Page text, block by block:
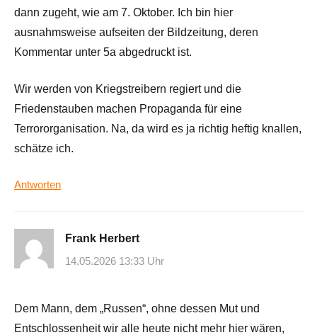
dann zugeht, wie am 7. Oktober. Ich bin hier
ausnahmsweise aufseiten der Bildzeitung, deren
Kommentar unter 5a abgedruckt ist.
Wir werden von Kriegstreibern regiert und die
Friedenstauben machen Propaganda für eine
Terrororganisation. Na, da wird es ja richtig heftig knallen,
schätze ich.
Antworten
Frank Herbert
14.05.2026 13:33 Uhr
Dem Mann, dem „Russen“, ohne dessen Mut und
Entschlossenheit wir alle heute nicht mehr hier wären,